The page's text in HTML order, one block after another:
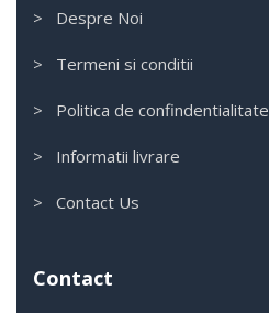
> Despre Noi
> Termeni si conditii
> Politica de confindentialitate
> Informatii livrare
> Contact Us
Contact